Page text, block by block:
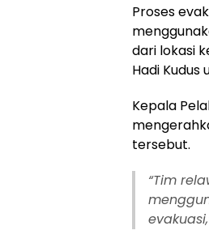
Proses
dari lokasi
Hadi
Kepala
tersebut.
“Tim